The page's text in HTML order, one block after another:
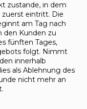
zustande, in dem
eintritt. Die
am Tag nach
den Kunden zu
fünften Tages,
folgt. Nimmt
innerhalb
als Ablehnung des
nicht mehr an